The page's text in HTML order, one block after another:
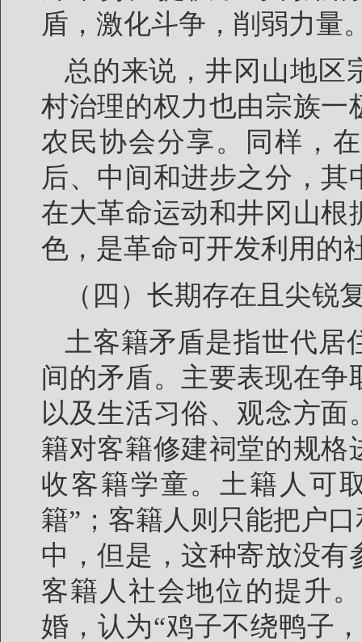
盾，激化斗争，削弱力量
总的来说，井冈山地区
村治理的权力也由宗族一
农民协会分享。同样，
后、中间和进步之分，
在大革命运动和井冈山根
色，是革命可开发利用的
（四）长期存在且尖锐
土客籍矛盾是指世代居
间的矛盾。主要表现在
以及生活习俗、观念方
籍对客籍修建祠堂的规
收客籍学童。土籍人可
籍”；客籍人则只能把户
中，但是，这种寄放没
客籍人社会地位的提升
婚，认为“鸡子不绕鸭子